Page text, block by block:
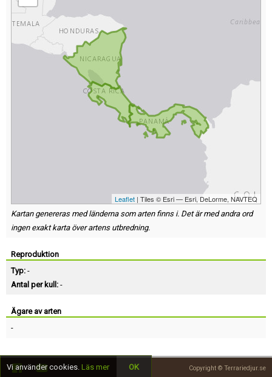
Leaflet | Tiles © Esri — Esri, DeLorme, NAVTEQ
Kartan genereras med länderna som arten finns i. Det är med andra ord
ingen exakt karta över artens utbredning.
Reproduktion
Typ: -
Antal per kull: -
Ägare av arten
-
Copyright © Terrariedjur.se
Vi använder cookies. Läs mer OK